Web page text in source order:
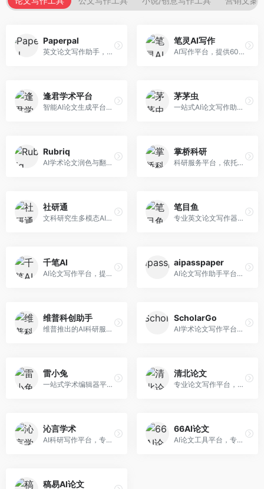
Paperpal
英文论文写作助手，专注于学术英语润色。面向需要发表国际期刊的研究者，提供语法检查、学术表达优化、格式规范等服务，英语表达地道专业。
笔灵AI写作
AI写作平台，提供600+写作模板。面向学生、职场人士和内容创作者，支持论文、公文、营销文案等多种文体，模板丰富，一键生成，写作效率大幅提升。
逢君学术平台
智能AI论文生成平台，支持查重检测。面向高校学生和研究人员，提供论文选题、内容生成、查重修改等一站式服务，学术写作流程完整。
茅茅虫
一站式AI论文写作助手，覆盖学术写作全场景。面向高校学生和科研人员，提供开题报告、文献综述、论文正文等写作服务，支持多学科多类型论文，操作简便。
Rubriq
AI学术论文润色与翻译平台。面向国际期刊投稿者，提供论文润色、翻译、格式调整等服务，支持多语言，学术表达专业规范。
掌桥科研
科研服务平台，依托3亿+真实文献数据库。面向学术研究者和学生，提供文献检索、论文写作、科研数据分析等服务，文献资源丰富，学术支持专业。
社研通
文科研究生多模态AI学术写作平台。面向文科研究生和社科研究者，提供文献综述、理论分析、定性研究辅助等服务，文科研究方法论支持完善。
笔目鱼
专业英文论文写作器，支持学术论文全流程。面向留学生和国际期刊投稿者，提供英文论文撰写、润色、格式调整等服务，学术英语表达规范。
千笔AI
AI论文写作平台，提供无限改稿服务。面向高校学生和学术研究者，支持论文选题、大纲生成、内容撰写、查重修改等全流程服务，改稿次数不限，服务质量有保障。
aipasspaper
AI论文写作助手平台，提供智能化的学术写作支持。面向大学生和研究人员，支持多种学科论文生成，提供参考文献管理和格式规范服务，写作效率高。
维普科创助手
维普推出的AI科研服务平台，整合学术资源与智能写作。面向科研人员和高校师生，提供文献检索、论文写作、查重检测等一站式服务，学术资源权威可靠。
ScholarGo
AI学术论文写作平台，专注于理工科领域的逻辑构建。面向理工科研究生和科研工作者，提供公式编辑、数据分析、论文结构优化等服务，理工科写作逻辑严谨。
雷小兔
一站式学术编辑器平台，覆盖论文写作全流程。面向高校学生和科研人员，提供选题分析、文献检索、论文生成、查重降重等服务，操作流程清晰，学术写作效率显著提升。
清北论文
专业论文写作平台，依托高校学术资源。面向本科生和研究生，提供论文指导、写作辅助、查重检测等服务，学术规范性强，适合追求高质量论文的用户。
沁言学术
AI科研写作平台，专注于学术研究辅助。面向研究生和科研工作者，提供文献分析、研究方法指导、论文撰写等服务，学术资源丰富，研究支持全面。
66AI论文
AI论文工具平台，专注于高质量低查重论文生成。面向大学生和研究生，提供论文写作、降重修改等服务，生成内容原创度高，查重率低。
稿易AI论文